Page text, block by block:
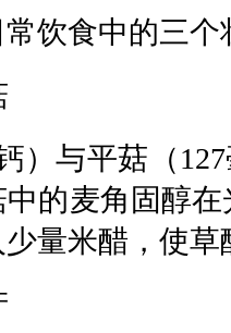
饮食中的三
）与平菇（
的麦角固醇
量米醋，使